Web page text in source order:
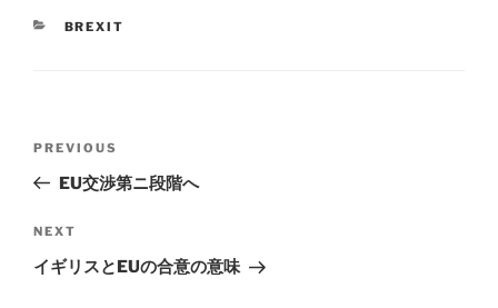
CATEGORIES
BREXIT
Previous
Post
PREVIOUS
EU交渉第ニ段階へ
Next
Post
NEXT
イギリスとEUの合意の意味